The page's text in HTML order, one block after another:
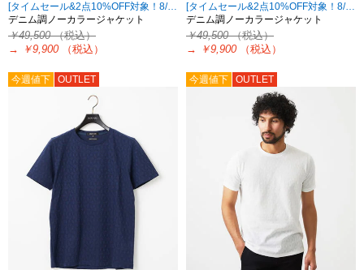
[タイムセール&2点10%OFF対象！8/17 8:59まで アウトレット限定]
デニム調ノーカラージャケット
￥49,500（税込）
→
￥9,900 （税込）
[タイムセール&2点10%OFF対象！8/17 8:59まで アウトレット限定]
デニム調ノーカラージャケット
￥49,500（税込）
→
￥9,900 （税込）
今週値下 OUTLET 今週値下 OUTLET